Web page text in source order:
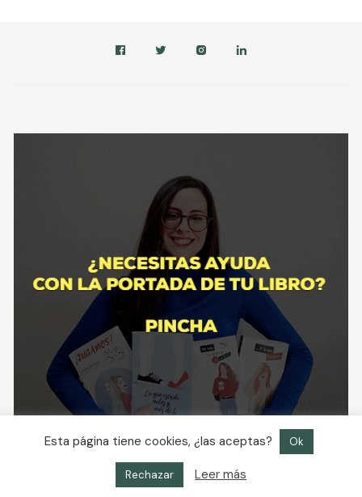
Esta página tiene cookies, ¿las aceptas? Ok
Rechazar Leer más